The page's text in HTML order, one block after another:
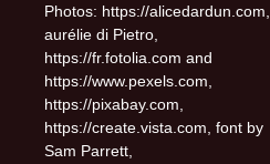
Photos: https://alicedardun.com,
aurélie di Pietro,
https://fr.fotolia.com and
https://www.pexels.com,
https://pixabay.com,
https://create.vista.com, font by
Sam Parrett,